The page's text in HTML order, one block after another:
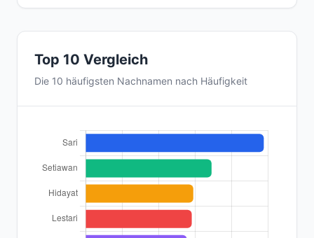
Top 10 Vergleich
Die 10 häufigsten Nachnamen nach Häufigkeit